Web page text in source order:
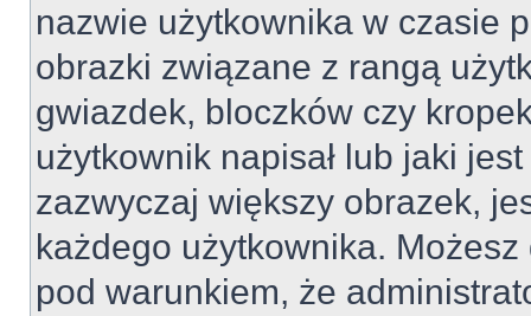
nazwie użytkownika w czasie
obrazki związane z rangą
gwiazdek, bloczków czy
użytkownik napisał lub jaki
zazwyczaj większy obrazek,
każdego użytkownika.
pod warunkiem, że